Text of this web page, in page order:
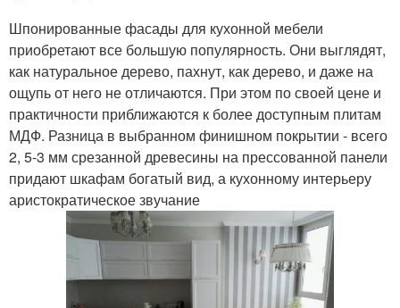
Шпонированные фасады для кухонной мебели
приобретают все большую популярность. Они выглядят,
как натуральное дерево, пахнут, как дерево, и даже на
ощупь от него не отличаются. При этом по своей цене и
практичности приближаются к более доступным плитам
МДФ. Разница в выбранном финишном покрытии - всего
2, 5-3 мм срезанной древесины на прессованной панели
придают шкафам богатый вид, а кухонному интерьеру
аристократическое звучание